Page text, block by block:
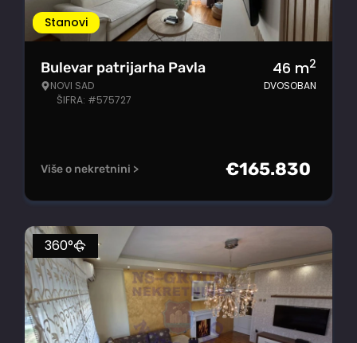
Stanovi
Bulevar patrijarha Pavla
NOVI SAD
ŠIFRA: #575727
46 m2
DVOSOBAN
Više o nekretnini > €165.830
360°